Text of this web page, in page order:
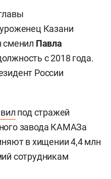
уроженец Казани
сменил Павла
с 2018 года.
России
под стражей
завода КАМАЗа
в хищении 4,4 млн
сотрудникам